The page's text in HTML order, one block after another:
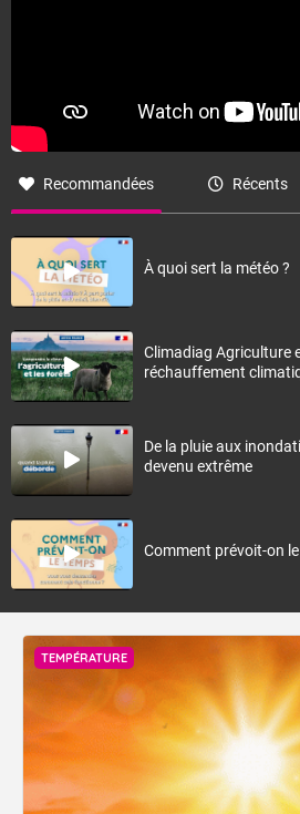
Recommandées Récents
À quoi sert la météo ?
Climadiag Agriculture
réchauffement
De la pluie aux
devenu extrême
Comment prévoit-on
TEMPÉRATURE